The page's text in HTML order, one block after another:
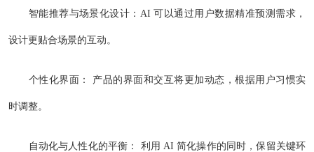
智能推荐与场景化设计：AI 可以通过用户数据精准预测需求，
设计更贴合场景的互动。
个性化界面： 产品的界面和交互将更加动态，根据用户习惯实
时调整。
自动化与人性化的平衡： 利用 AI 简化操作的同时，保留关键环